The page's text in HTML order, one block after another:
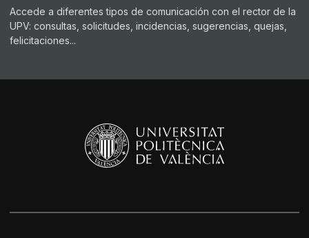
Accede a diferentes tipos de comunicación con el rector de la
UPV: consultas, solicitudes, incidencias, sugerencias, quejas,
felicitaciones...